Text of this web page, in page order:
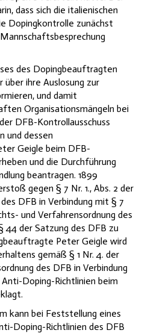
dass sich die italienischen
Dopingkontrolle zunächst
des Dopingbeauftragten
über ihre Auslosung zur
und damit
Organisationsmängeln bei
DFB-Kontrollausschuss
und dessen
Geigle beim DFB-
und die Durchführung
beantragen. 1899
gegen § 7 Nr. 1., Abs. 2 der
DFB in Verbindung mit § 7
und Verfahrensordnung des
44 der Satzung des DFB zu
Peter Geigle wird
gemäß § 1 Nr. 4. der
des DFB in Verbindung
Anti-Doping-Richtlinien beim
kann bei Feststellung eines
Doping-Richtlinien des DFB